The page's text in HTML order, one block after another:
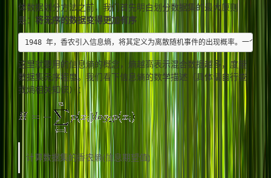
体数据划分方法之前，我们首先明白划分数据集的最大原则
是： 将无序的数据变得更加有序
这里就要用的信息熵的概念，熵越高表示混合数据越多，度量
数据集无序程度。我们看下信息熵的数学描述（具体请自行查
找熵相关知识）：
计算数据集的香农熵(信息期望值)